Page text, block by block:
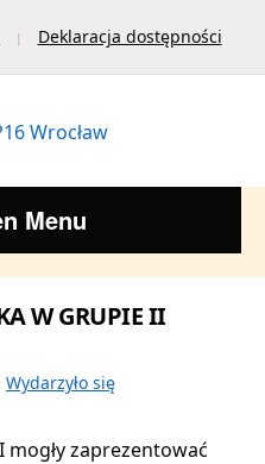
Deklaracja dostępności
Menu
W GRUPIE II
Wydarzyło się
zaprezentować